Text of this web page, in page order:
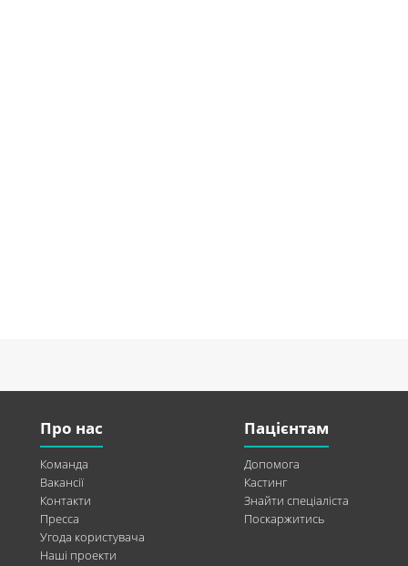
Про нас
Команда
Вакансії
Контакти
Пресса
Угода користувача
Наші проекти
Пацієнтам
Допомога
Кастинг
Знайти спеціаліста
Поскаржитись